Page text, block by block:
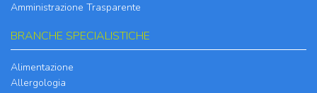
Amministrazione Trasparente
BRANCHE SPECIALISTICHE
Alimentazione
Allergologia